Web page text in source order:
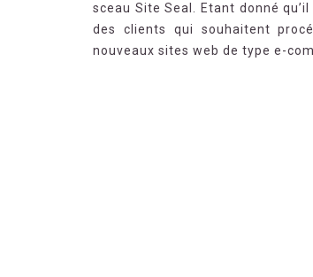
sceau Site Seal. Etant donné
des clients qui souhaitent
nouveaux sites web de type e-